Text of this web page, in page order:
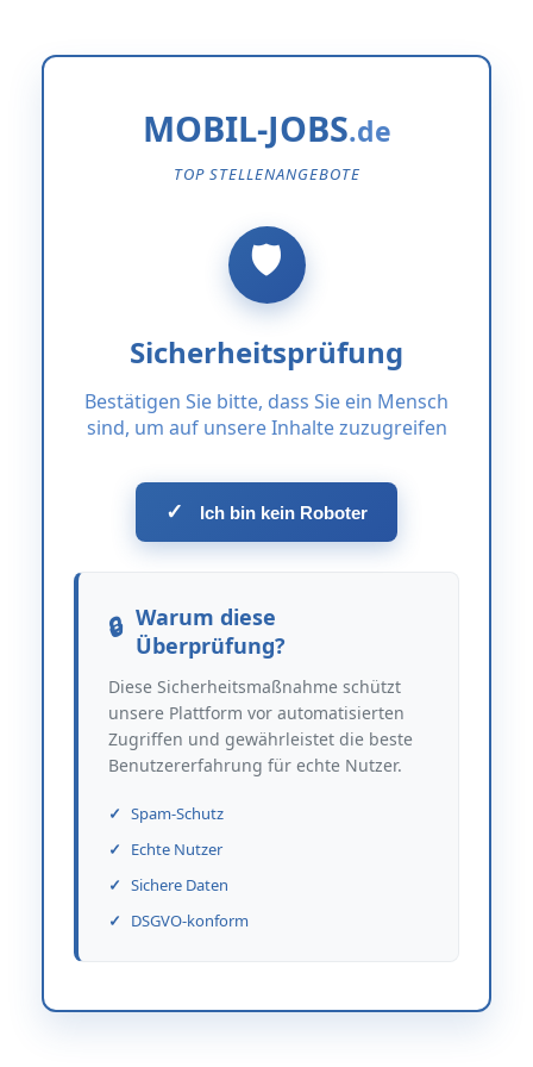
MOBIL-JOBS
TOP STELLENANGEBOTE
Sicherheitsprüfung
Bestätigen Sie bitte, dass Sie ein Mensch
sind, um auf unsere Inhalte zuzugreifen
✓ Ich bin kein Roboter
Warum diese
Überprüfung?
Diese Sicherheitsmaßnahme schützt
unsere Plattform vor automatisierten
Zugriffen und gewährleistet die beste
Benutzererfahrung für echte Nutzer.
Spam-Schutz
Echte Nutzer
Sichere Daten
DSGVO-konform